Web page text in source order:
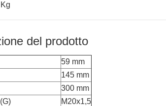
del prodotto
59 mm
145 mm
300 mm
M20x1,5